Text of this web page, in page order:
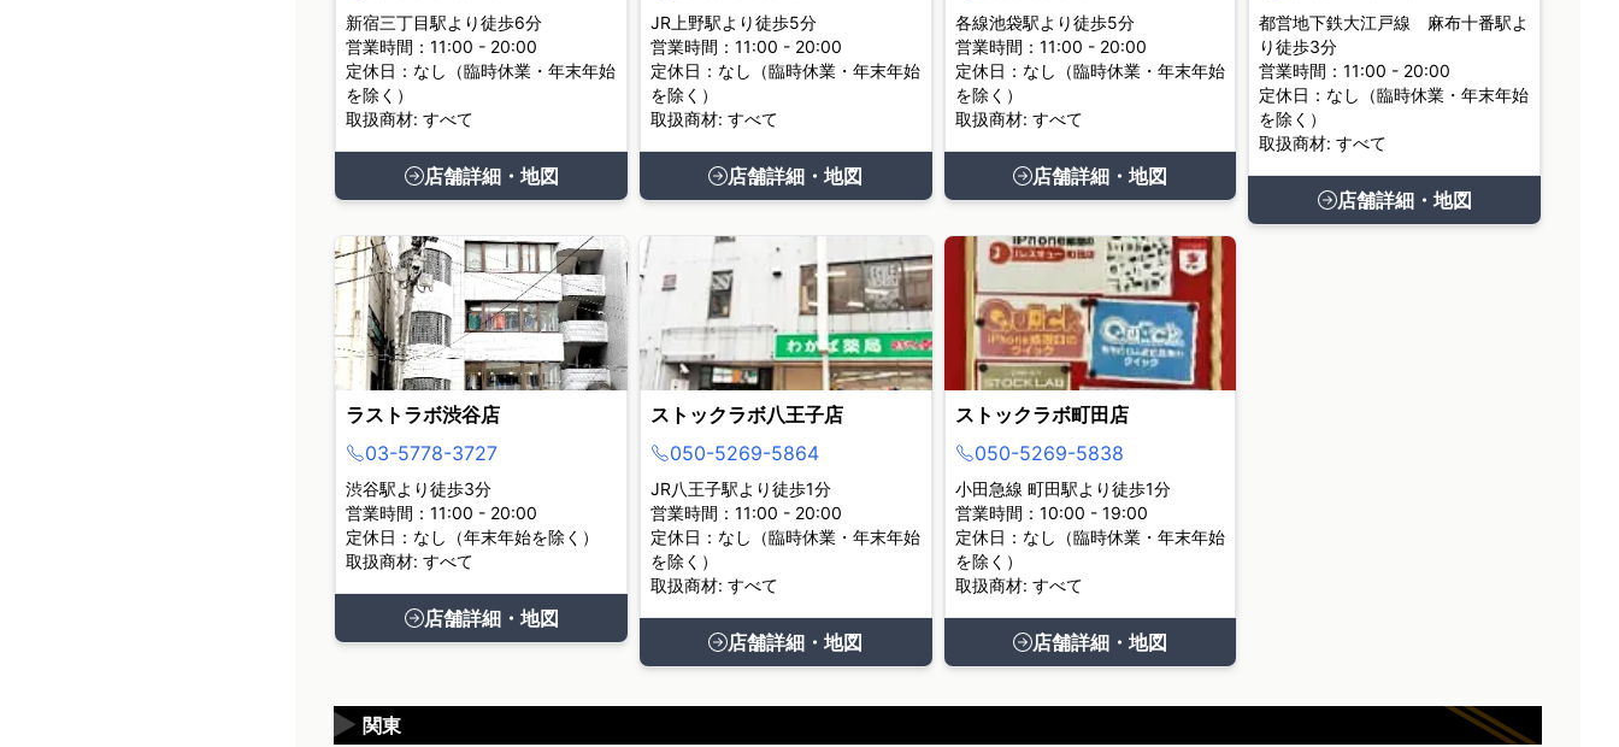
新宿三丁目駅より徒歩6分
営業時間：11:00 - 20:00
定休日：なし（臨時休業・年末年始
を除く）
取扱商材: すべて
店舗詳細・地図
JR上野駅より徒歩5分
営業時間：11:00 - 20:00
定休日：なし（臨時休業・年末年始
を除く）
取扱商材: すべて
店舗詳細・地図
各線池袋駅より徒歩5分
営業時間：11:00 - 20:00
定休日：なし（臨時休業・年末年始
を除く）
取扱商材: すべて
店舗詳細・地図
都営地下鉄大江戸線 麻布十番駅よ
り徒歩3分
営業時間：11:00 - 20:00
定休日：なし（臨時休業・年末年始
を除く）
取扱商材: すべて
店舗詳細・地図
ラストラボ渋谷店
03-5778-3727
渋谷駅より徒歩3分
営業時間：11:00 - 20:00
定休日：なし（年末年始を除く）
取扱商材: すべて
店舗詳細・地図
ストックラボ八王子店
050-5269-5864
JR八王子駅より徒歩1分
営業時間：11:00 - 20:00
定休日：なし（臨時休業・年末年始
を除く）
取扱商材: すべて
店舗詳細・地図
ストックラボ町田店
050-5269-5838
小田急線 町田駅より徒歩1分
営業時間：10:00 - 19:00
定休日：なし（臨時休業・年末年始
を除く）
取扱商材: すべて
店舗詳細・地図
関東
▶